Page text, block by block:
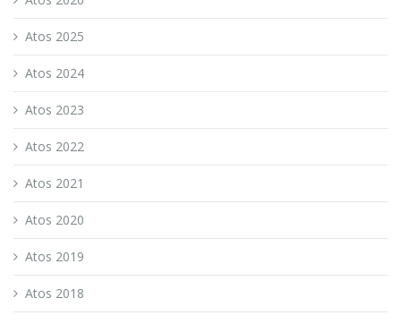
Atos 2025
Atos 2024
Atos 2023
Atos 2022
Atos 2021
Atos 2020
Atos 2019
Atos 2018